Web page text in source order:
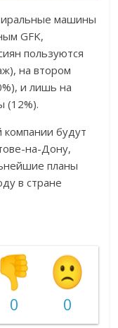
машины
GFK,
пользуются
на втором
и лишь на
(12%).
компании будут
на-Дону,
планы
в стране
0 0